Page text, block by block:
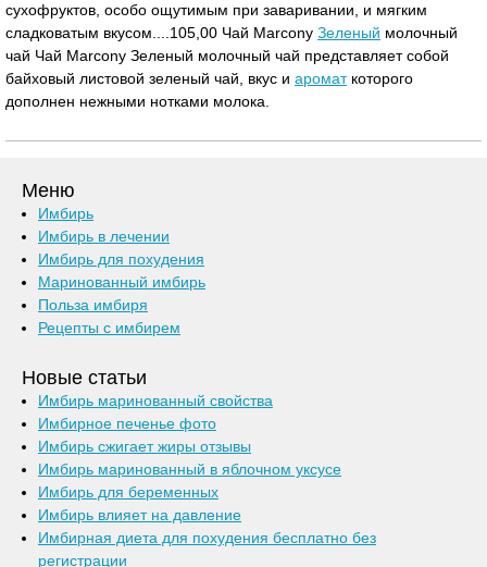
сухофруктов, особо ощутимым при заваривании, и мягким
сладковатым вкусом....105,00 Чай Marcony Зеленый молочный
чай Чай Marcony Зеленый молочный чай представляет собой
байховый листовой зеленый чай, вкус и ароматкоторого
дополнен нежными нотками молока.
Меню
Имбирь
Имбирь в лечении
Имбирь для похудения
Маринованный имбирь
Польза имбиря
Рецепты с имбирем
Новые статьи
Имбирь маринованный свойства
Имбирное печенье фото
Имбирь сжигает жиры отзывы
Имбирь маринованный в яблочном уксусе
Имбирь для беременных
Имбирь влияет на давление
Имбирная диета для похудения бесплатно без
регистрации